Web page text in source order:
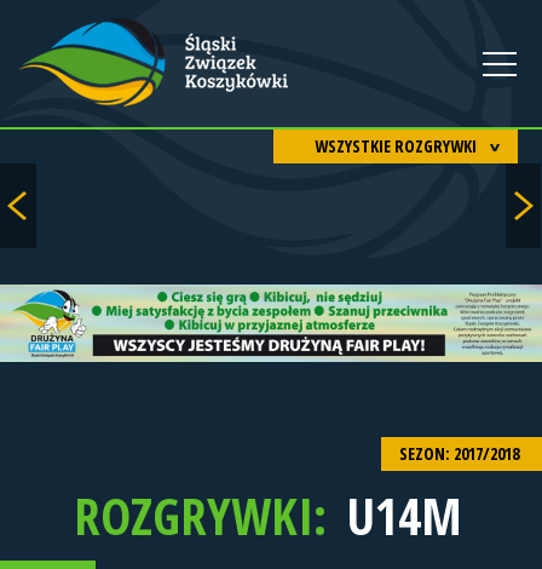
WSZYSTKIE ROZGRYWKI
SEZON: 2017/2018
ROZGRYWKI: U14M